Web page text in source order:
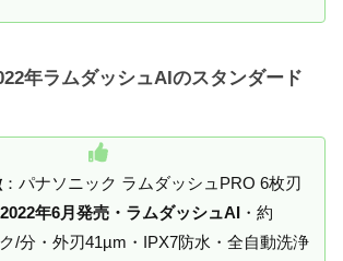
年ラムダッシュAIのスタンダード
：パナソニック ラムダッシュPRO 6枚刃
2022年6月発売・ラムダッシュAI ・約
/分・外刃41µm・IPX7防水・全自動洗浄